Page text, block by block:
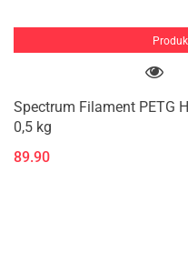
Spectrum Filament PETG
0,5 kg
89.90